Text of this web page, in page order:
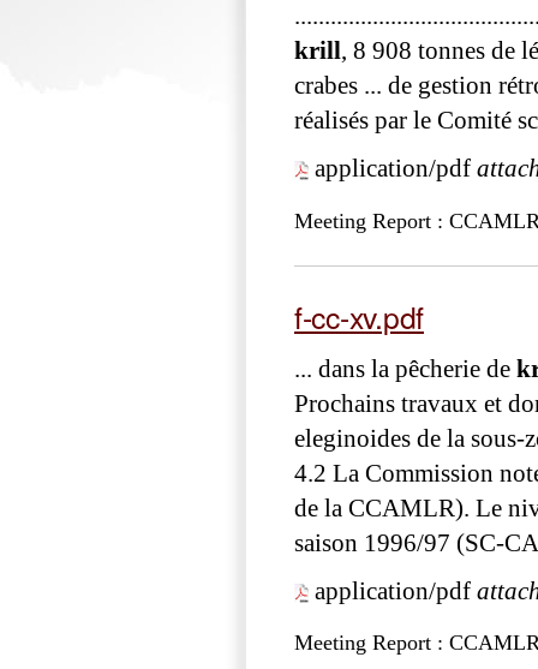
krill , 8 908 tonnes de
crabes ... de gestion
réalisés par le Comité
application/pdf
Meeting Report :
f-cc-xv.pdf
... dans la pêcherie de
Prochains travaux et
eleginoides de la sous-
4.2 La Commission
de la CCAMLR). Le
saison 1996/97 (SC-
application/pdf
Meeting Report :